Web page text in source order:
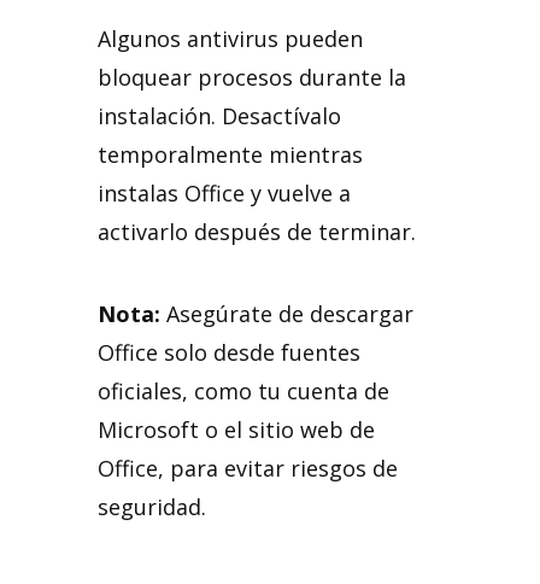
Algunos antivirus pueden
bloquear procesos durante la
instalación. Desactívalo
temporalmente mientras
instalas Office y vuelve a
activarlo después de terminar.
Nota: Asegúrate de descargar
Office solo desde fuentes
oficiales, como tu cuenta de
Microsoft o el sitio web de
Office, para evitar riesgos de
seguridad.